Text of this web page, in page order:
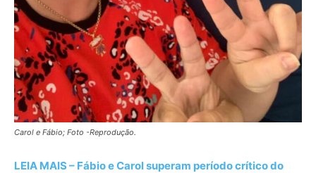
Carol e Fábio; Foto -Reprodução.
LEIA MAIS – Fábio e Carol superam período crítico do